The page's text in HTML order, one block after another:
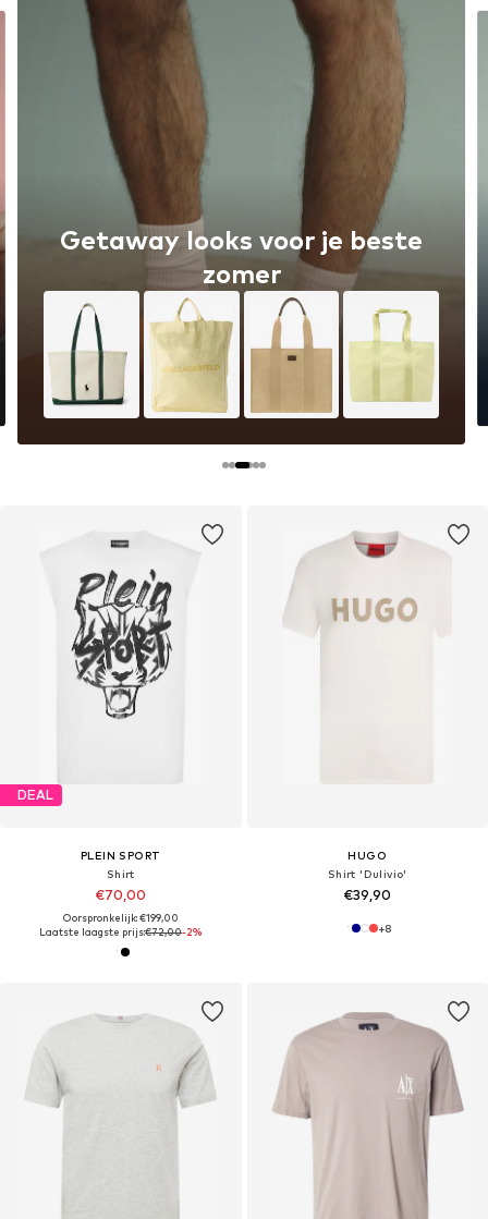
DEAL
PLEIN SPORT
Shirt
€70,00
Oorspronkelijk: €199,00
Laatste laagste prijs:€72,00-2%
This Seasons Hot Trends
HUGO
Shirt 'Dulivio'
€39,90
+8